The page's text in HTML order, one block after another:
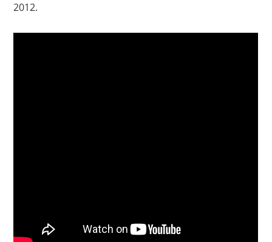
2012.